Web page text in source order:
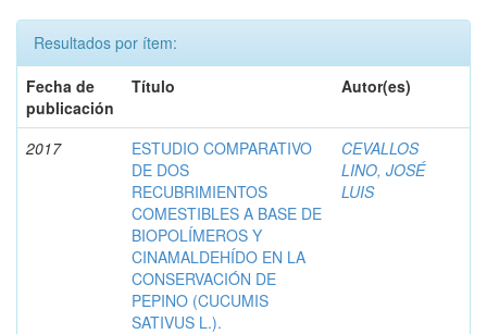
Resultados por ítem:
Fecha de
publicación
Título Autor(es)
2017
ESTUDIO COMPARATIVO
DE DOS
RECUBRIMIENTOS
COMESTIBLES A BASE DE
BIOPOLÍMEROS Y
CINAMALDEHÍDO EN LA
CONSERVACIÓN DE
PEPINO (CUCUMIS
SATIVUS L.).
CEVALLOS
LINO, JOSÉ
LUIS